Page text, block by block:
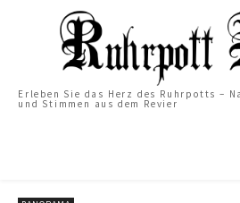
Erleben Sie das Herz des Ruhrpotts –
und Stimmen aus dem Revier